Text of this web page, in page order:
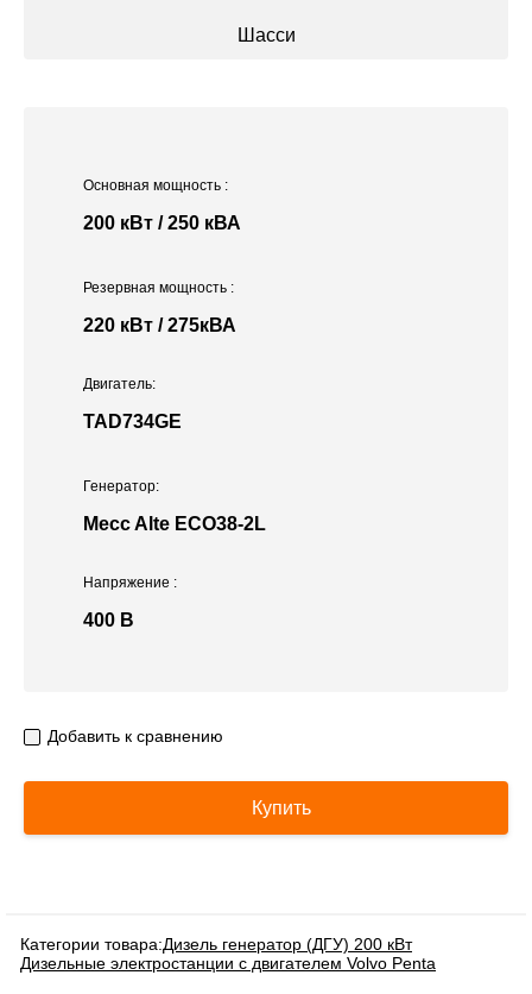
Шасси
Основная мощность :
200 кВт / 250 кВА
Двигатель:
TAD734GE
Напряжение :
400 В
Резервная мощность :
220 кВт / 275кВА
Генератор:
Mecc Alte ECO38-2L
Добавить к сравнению
Купить
Категории товара:Дизель генератор (ДГУ) 200 кВт
Дизельные электростанции с двигателем Volvo Penta